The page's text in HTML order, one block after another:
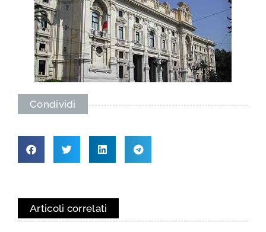
Condividi
Articoli correlati